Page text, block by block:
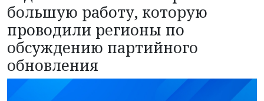
большую работу, которую
проводили регионы по
обсуждению партийного
обновления